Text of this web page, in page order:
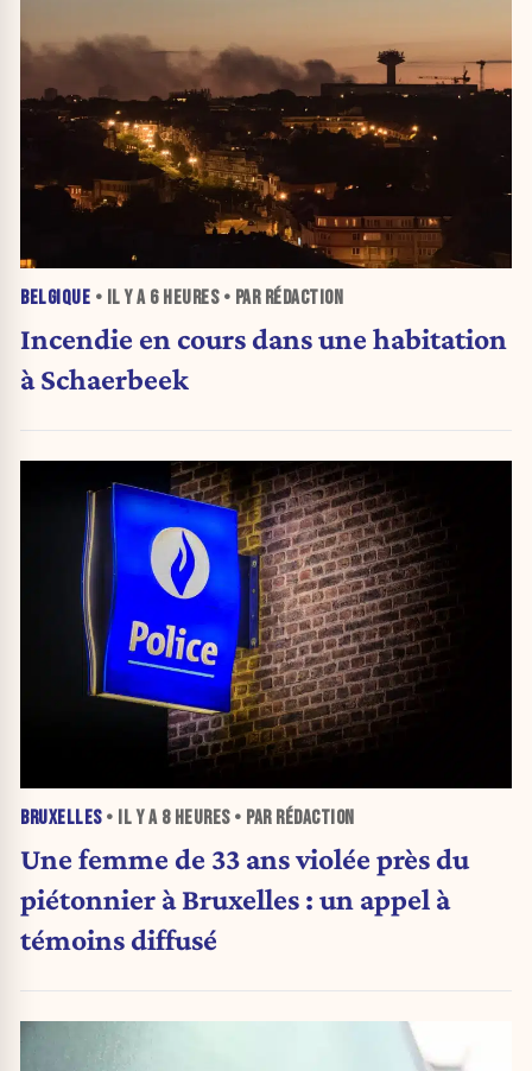
BELGIQUE • IL Y A 6 HEURES• PAR RÉDACTION
Incendie en cours dans une habitation
à Schaerbeek
BRUXELLES• IL Y A 8 HEURES• PAR RÉDACTION
Une femme de 33 ans violée près du
piétonnier à Bruxelles : un appel à
témoins diffusé